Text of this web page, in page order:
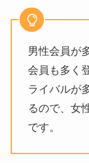
男性会員が
会員も多く
ライバルが
るので、女
です。